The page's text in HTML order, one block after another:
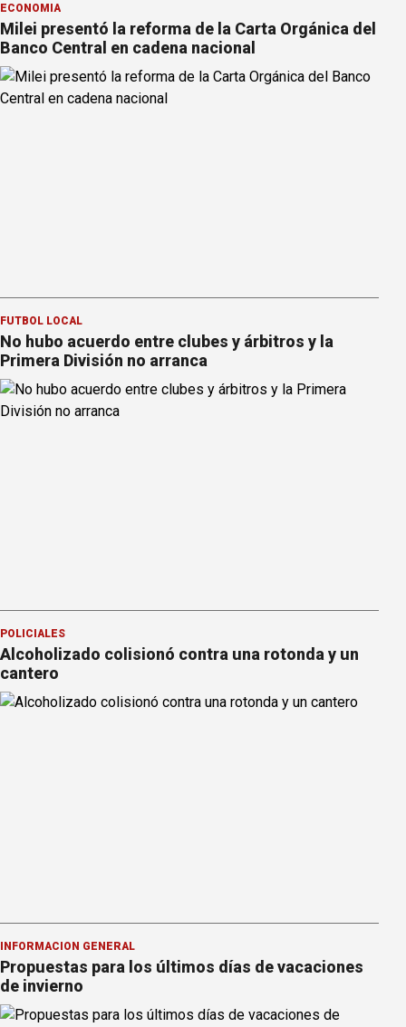
ECONOMÍA
Milei presentó la reforma de la Carta Orgánica del
Banco Central en cadena nacional
FÚTBOL LOCAL
No hubo acuerdo entre clubes y árbitros y la
Primera División no arranca
POLICIALES
Alcoholizado colisionó contra una rotonda y un
cantero
INFORMACION GENERAL
Propuestas para los últimos días de vacaciones
de invierno